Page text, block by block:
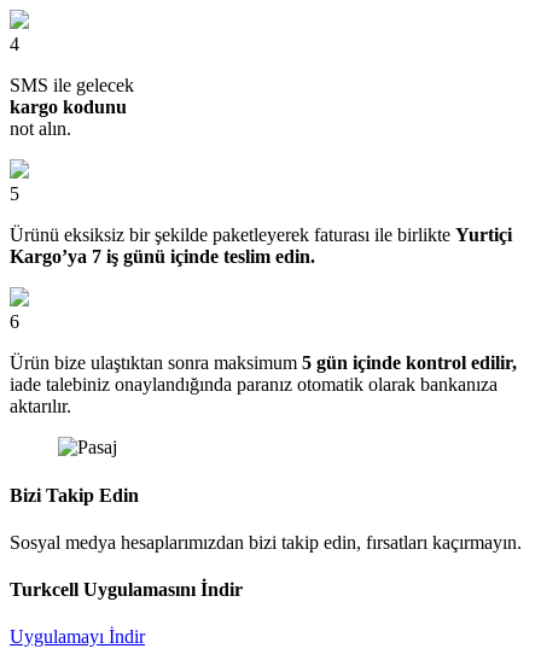
4
SMS ile gelecek
kargo kodunu
not alın.
5
Ürünü eksiksiz bir şekilde paketleyerek faturası ile birlikte Yurtiçi
Kargo’ya 7 iş günü içinde teslim edin.
6
Ürün bize ulaştıktan sonra maksimum 5 gün içinde kontrol edilir,
iade talebiniz onaylandığında paranız otomatik olarak bankanıza
aktarılır.
Bizi Takip Edin
Sosyal medya hesaplarımızdan bizi takip edin, fırsatları kaçırmayın.
Turkcell Uygulamasını İndir
Uygulamayı İndir